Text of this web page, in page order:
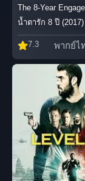
The 8-Year
น้ำตารัก 8 ปี (2017)
7.3 พากย์ไ